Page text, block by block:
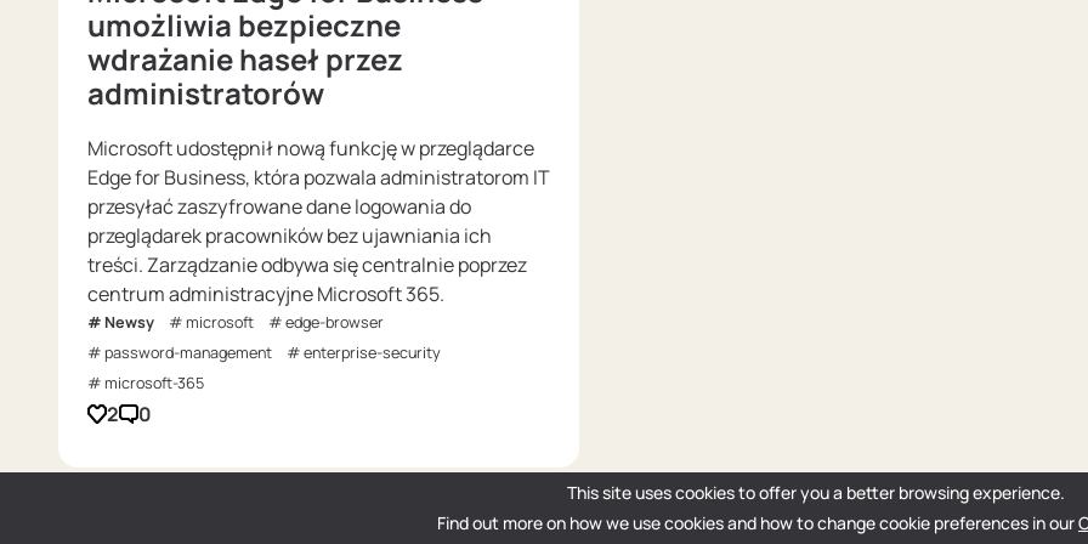
umożliwia bezpieczne
wdrażanie haseł przez
administratorów
Microsoft udostępnił nową funkcję w przeglądarce
Edge for Business, która pozwala administratorom IT
przesyłać zaszyfrowane dane logowania do
przeglądarek pracowników bez ujawniania ich
treści. Zarządzanie odbywa się centralnie poprzez
centrum administracyjne Microsoft 365.
Newsy microsoft
edge-browser
password-management
enterprise-security
microsoft-365
2 0
This site uses cookies to offer you a better browsing experience.
Find out more on how we use cookies and how to change cookie preferences in our